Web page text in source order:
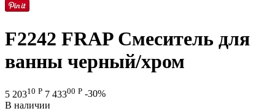
F2242 FRAP Смеситель для
ванны черный/хром
5 20310 Р 7 43300 Р -30%
В наличии